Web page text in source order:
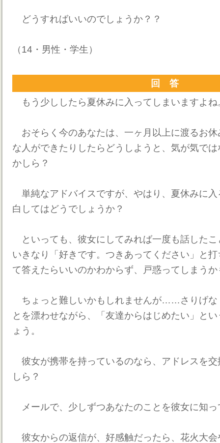
どうすればいいのでしょうか？？
（14・男性・学生）
回 答
もう少ししたら夏休みに入ってしまいますよね
おそらく今のあなたは、一ヶ月以上に渡るお
な人ができたりしたらどうしようと、気が気で
かしら？
単純なアドバイスですが、やはり、夏休みに
白してはどうでしょうか？
といっても、彼女にしてみれば一度も話した
いきなり「好きです。つきあってください」と
て答えたらいいのかわからず、戸惑ってしまう
ちょっと難しいかもしれませんが……さりげな
とを漂わせながら、「友達からはじめたい」と
ょう。
彼女が携帯を持っているのなら、アドレスを
しら？
メールで、少しずつあなたのことを彼女に知っ
彼女からの返信が、好感触だったら、花火大